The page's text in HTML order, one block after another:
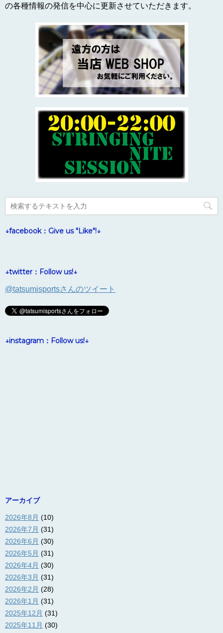
の各種情報の発信を中心に更新させていただきます。
↓facebook：Give us "Like"!↓
↓twitter：Follow us!↓
@tatsumisportsさんのツイート
↓instagram：Follow us!↓
アーカイブ
2026年8月 (10)
2026年7月 (31)
2026年6月 (30)
2026年5月 (31)
2026年4月 (30)
2026年3月 (31)
2026年2月 (28)
2026年1月 (31)
2025年12月 (31)
2025年11月 (30)